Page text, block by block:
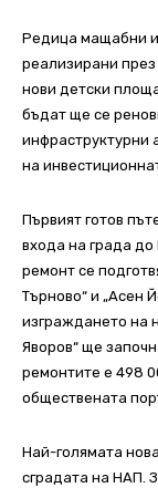
Редица мащабни
реализирани през
нови детски
бъдат ще се
инфраструктурни
на
Първият готов
входа на града
ремонт се
Търново“ и „Асен
изграждането на
Яворов“ ще
ремонтите е 498
обществената
Най-голямата
сградата на НАП.